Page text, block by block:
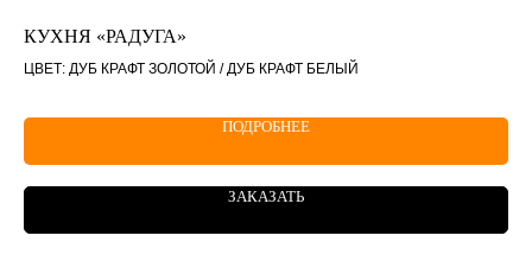
КУХНЯ «РАДУГА»
ЦВЕТ: ДУБ КРАФТ ЗОЛОТОЙ / ДУБ КРАФТ БЕЛЫЙ
ПОДРОБНЕЕ
ЗАКАЗАТЬ